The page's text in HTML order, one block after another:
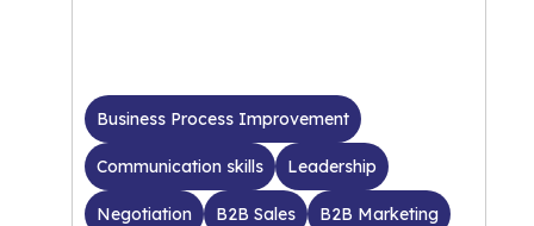
Business Process Improvement
Communication skills Leadership
Negotiation B2B Sales B2B Marketing